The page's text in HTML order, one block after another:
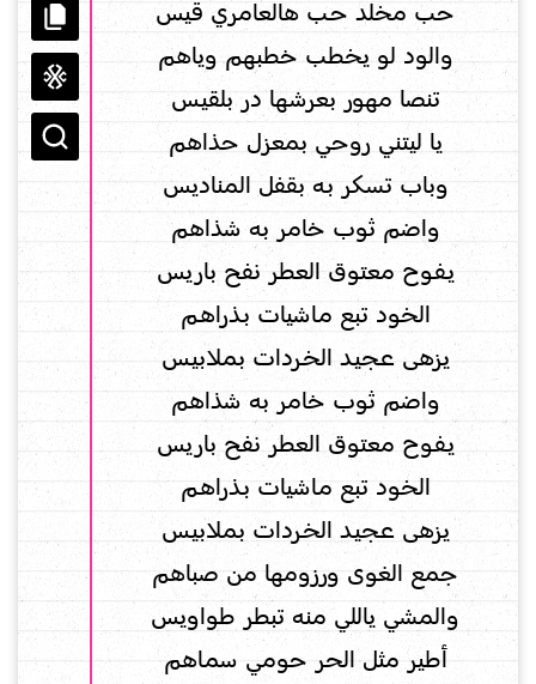
حب مخلد حـب هالعامري قيس
والود لو يخطب خطبهم وياهم
تنصا مهور بعرشـها در بلقيـس
يا ليتني روحي بمعزل حذاهم
وباب تسكر بـه بقفل المناديس
واضم ثوب خامر به شذاهم
يـفـوح معتوق العطر نفح باريس
الخود تبع مـاشيات بـذراهـم
يزهى عـجيـد الخـردات بمـلابيـس
واضم ثوب خامر به شذاهم
يـفـوح معتوق العطر نفح باريس
الخود تبع مـاشيات بـذراهـم
يزهى عـجيـد الخـردات بمـلابيـس
جمع الغوى ورزومها من صباهم
والمشي ياللي منه تبطر طواويس
أطير مثل الحر حومي سمـاهم